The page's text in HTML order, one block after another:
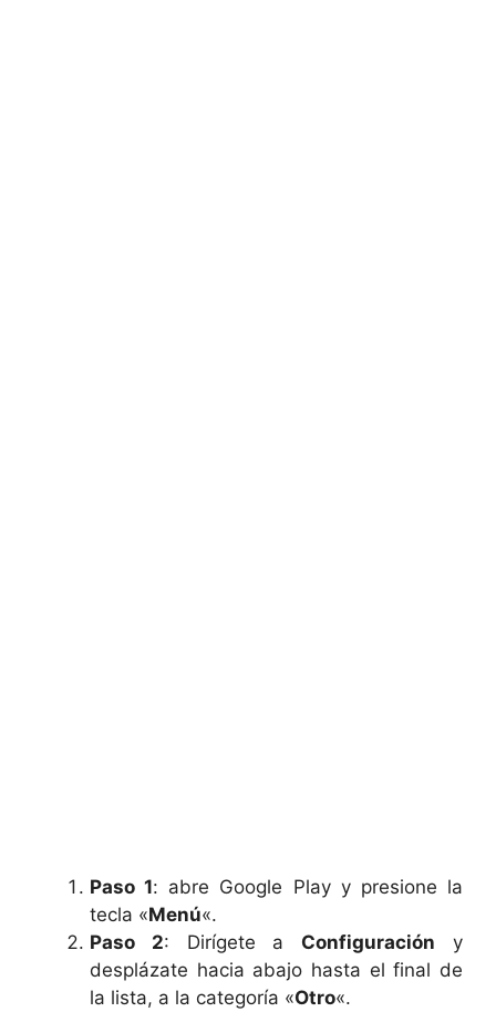
Paso 1: abre Google Play y presione la
tecla «Menú«.
Paso 2: Dirígete a Configuración y
desplázate hacia abajo hasta el final de
la lista, a la categoría «Otro«.